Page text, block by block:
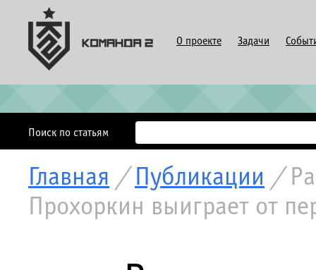
О проекте Задачи
Поиск по статьям
Главная / Публикации /
Прохоркин выиграет от